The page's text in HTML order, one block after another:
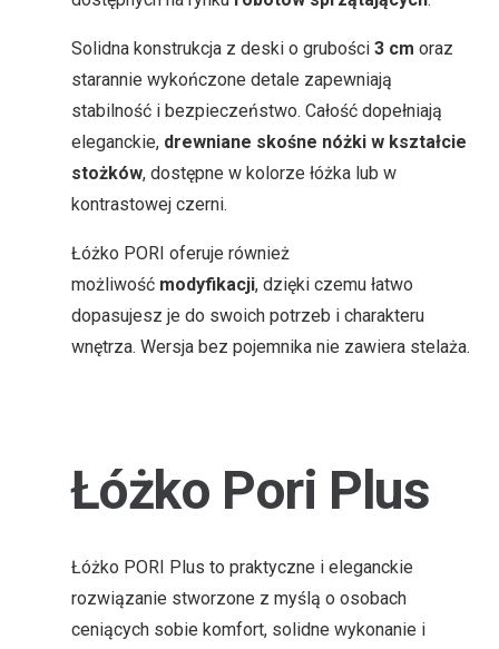
Solidna konstrukcja z deski o grubości 3 cm oraz
starannie wykończone detale zapewniają
stabilność i bezpieczeństwo. Całość dopełniają
eleganckie, drewniane skośne nóżki w kształcie
stożków, dostępne w kolorze łóżka lub w
kontrastowej czerni.
Łóżko PORI oferuje również
możliwość modyfikacji, dzięki czemu łatwo
dopasujesz je do swoich potrzeb i charakteru
wnętrza. Wersja bez pojemnika nie zawiera stelaża.
Łóżko Pori Plus
Łóżko PORI Plus to praktyczne i eleganckie
rozwiązanie stworzone z myślą o osobach
ceniących sobie komfort, solidne wykonanie i